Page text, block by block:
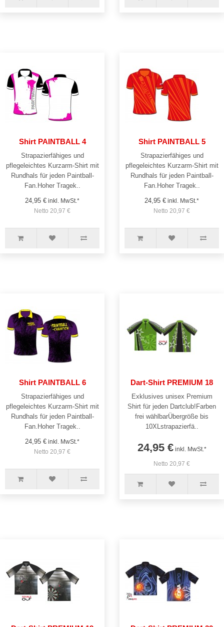
Shirt PAINTBALL 4
Strapazierfähiges und
pflegeleichtes Kurzarm-Shirt mit
Rundhals für jeden Paintball-
Fan.Hoher Tragek..
24,95 € inkl. MwSt.*
Netto 20,97 €
Shirt PAINTBALL 5
Strapazierfähiges und
pflegeleichtes Kurzarm-Shirt mit
Rundhals für jeden Paintball-
Fan.Hoher Tragek..
24,95 € inkl. MwSt.*
Netto 20,97 €
Shirt PAINTBALL 6
Strapazierfähiges und
pflegeleichtes Kurzarm-Shirt mit
Rundhals für jeden Paintball-
Fan.Hoher Tragek..
24,95 € inkl. MwSt.*
Netto 20,97 €
Dart-Shirt PREMIUM 18
Exklusives unisex Premium
Shirt für jeden Dartclub!Farben
frei wählbarÜbergröße bis
10XLstrapazierfä..
24,95 €inkl. MwSt.*
Netto 20,97 €